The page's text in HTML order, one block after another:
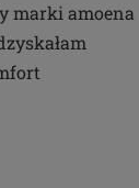
marki amoena